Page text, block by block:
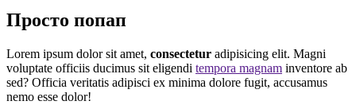
Просто попап
Lorem ipsum dolor sit amet, consectetur adipisicing elit. Magni
voluptate officiis ducimus sit eligendi tempora magnam inventore ab
sed? Officia veritatis adipisci ex minima dolore fugit, accusamus
nemo esse dolor!